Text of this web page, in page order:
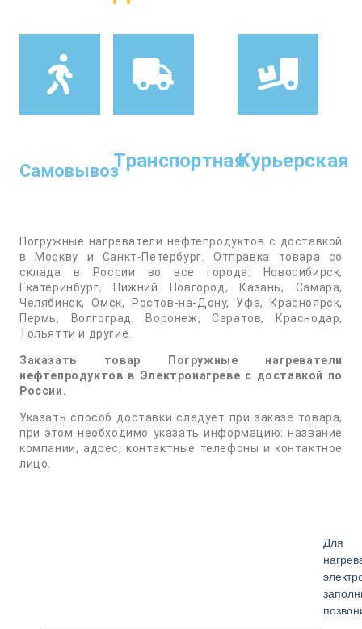
СамовывозТранспортнаяКурьерская
Погружные нагреватели нефтепродуктов с доставкой
в Москву и Санкт-Петербург. Отправка товара со
склада в России во все города: Новосибирск,
Екатеринбург, Нижний Новгород, Казань, Самара,
Челябинск, Омск, Ростов-на-Дону, Уфа, Красноярск,
Пермь, Волгоград, Воронеж, Саратов, Краснодар,
Тольятти и другие.
Заказать товар Погружные нагреватели
нефтепродуктов в Электронагреве с доставкой по
России.
Указать способ доставки следует при заказе товара,
при этом необходимо указать информацию: название
компании, адрес, контактные телефоны и контактное
лицо.
Для